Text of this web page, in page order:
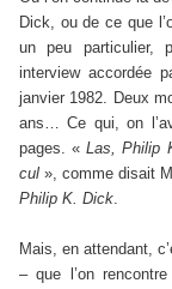
Dick, ou de ce que
un peu particulier,
interview accordée
janvier 1982. Deux
ans… Ce qui, on
pages. «Las, Philip
cul », comme disait
Philip K. Dick.
Mais, en attendant,
– que l’on